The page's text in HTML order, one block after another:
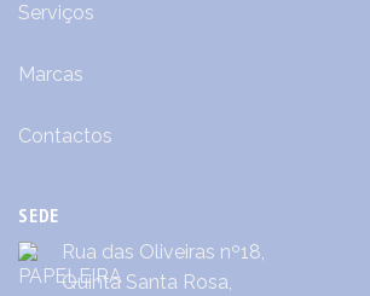
Serviços
Marcas
Contactos
SEDE
Rua das Oliveiras nº18,
Quinta Santa Rosa,